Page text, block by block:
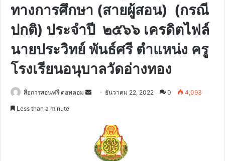
ทางการศึกษา (สายผู้สอน) (กรณี
ปกติ) ประจำปี ๒๕๖๖ เครดิตไฟล์
นายประวิทย์ พันธ์ศรี ตำแหน่ง ครู
โรงเรียนอนุบาลวัดอ่างทอง
สื่อการสอนฟรี ดอทคอม
Send ธันวาคม 22, 2022 0 4,093
Less than a minute